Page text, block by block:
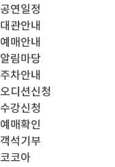
공연일정
대관안내
예매안내
알림마당
주차안내
오디션신청
수강신청
예매확인
객석기부
코코아